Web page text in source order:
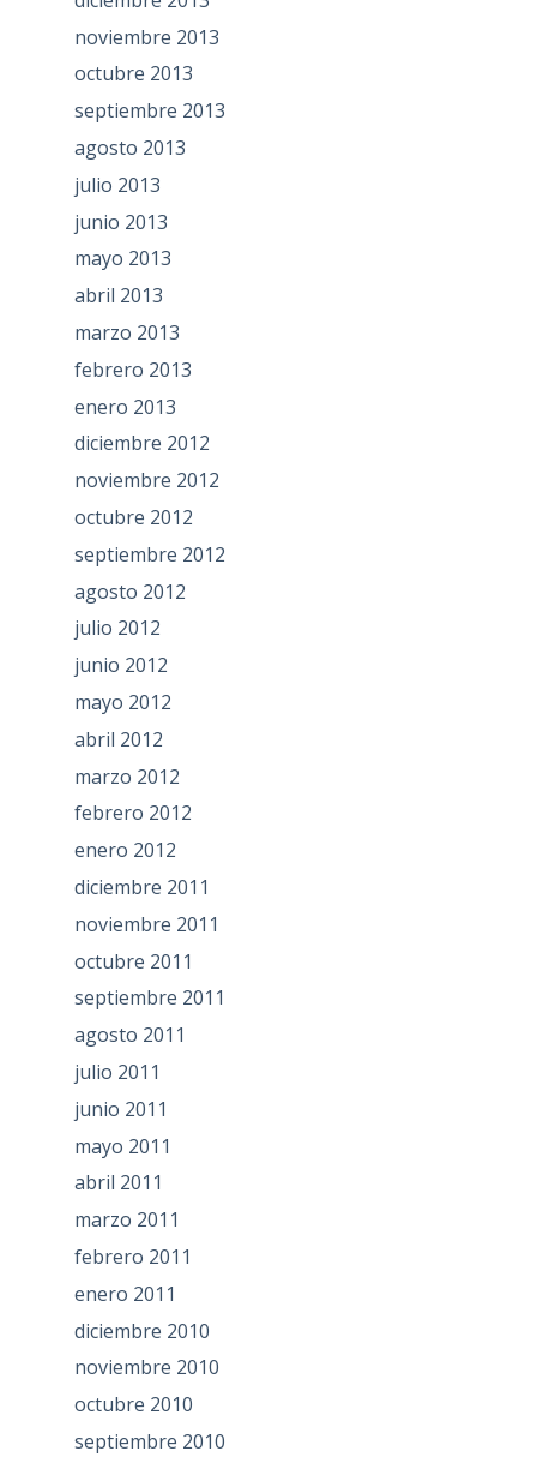
noviembre 2013
octubre 2013
septiembre 2013
agosto 2013
julio 2013
junio 2013
mayo 2013
abril 2013
marzo 2013
febrero 2013
enero 2013
diciembre 2012
noviembre 2012
octubre 2012
septiembre 2012
agosto 2012
julio 2012
junio 2012
mayo 2012
abril 2012
marzo 2012
febrero 2012
enero 2012
diciembre 2011
noviembre 2011
octubre 2011
septiembre 2011
agosto 2011
julio 2011
junio 2011
mayo 2011
abril 2011
marzo 2011
febrero 2011
enero 2011
diciembre 2010
noviembre 2010
octubre 2010
septiembre 2010